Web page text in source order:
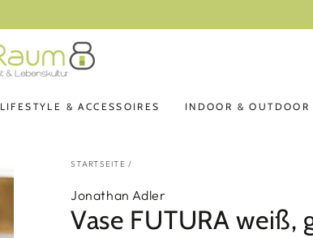
LIFESTYLE & ACCESSOIRES INDOOR & OUTDOOR
STARTSEITE /
Jonathan Adler
Vase FUTURA weiß,